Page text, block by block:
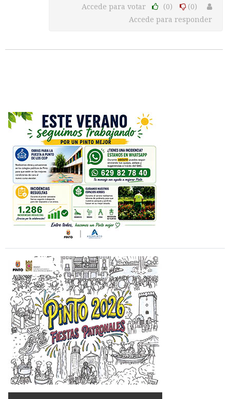
Accede para votar (0)
(0)
Accede para responder